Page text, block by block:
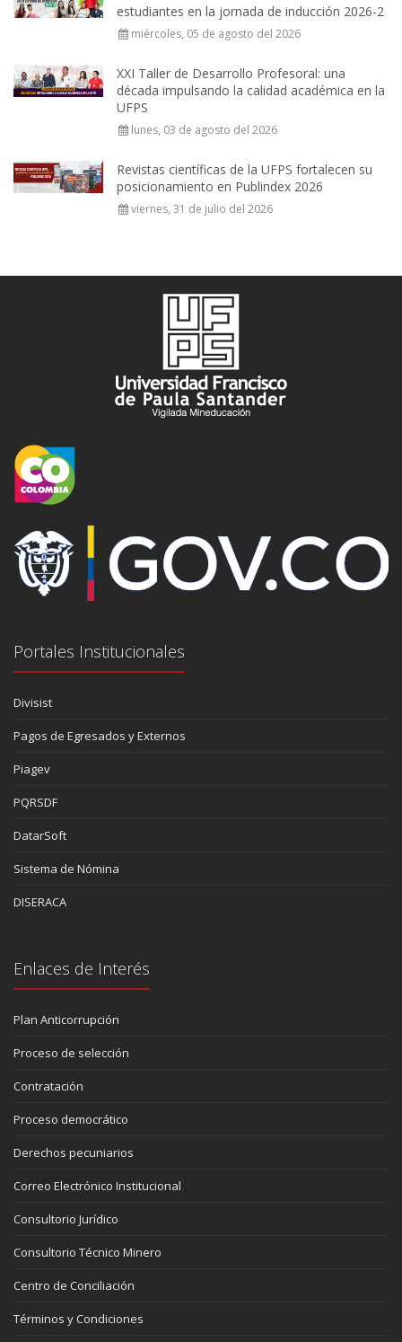
estudiantes en la jornada de inducción 2026-2
miércoles, 05 de agosto del 2026
XXI Taller de Desarrollo Profesoral: una
década impulsando la calidad académica en la
UFPS
lunes, 03 de agosto del 2026
Revistas científicas de la UFPS fortalecen su
posicionamiento en Publindex 2026
viernes, 31 de julio del 2026
Portales Institucionales
Divisist
Pagos de Egresados y Externos
Piagev
PQRSDF
DatarSoft
Sistema de Nómina
DISERACA
Enlaces de Interés
Plan Anticorrupción
Proceso de selección
Contratación
Proceso democrático
Derechos pecuniarios
Correo Electrónico Institucional
Consultorio Jurídico
Consultorio Técnico Minero
Centro de Conciliación
Términos y Condiciones